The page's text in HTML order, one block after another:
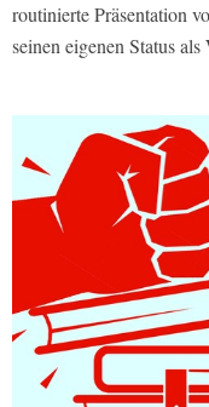
routinierte Präsentation
seinen eigenen Status